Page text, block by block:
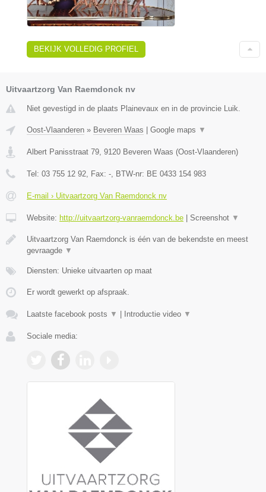
BEKIJK VOLLEDIG PROFIEL
Uitvaartzorg Van Raemdonck nv
Niet gevestigd in de plaats Plainevaux en in de provincie Luik.
Oost-Vlaanderen » Beveren Waas Google maps ▼
Albert Panisstraat 79 9120 Beveren Waas (Oost-Vlaanderen)
Tel: 03 755 12 92 , Fax: - , BTW-nr: BE 0433 154 983
E-mail › Uitvaartzorg Van Raemdonck nv
Website: http://uitvaartzorg-vanraemdonck.be Screenshot ▼
Uitvaartzorg Van Raemdonck is één van de bekendste en meest
gevraagde ▼
Diensten: Unieke uitvaarten op maat
Er wordt gewerkt op afspraak.
Laatste facebook posts ▼ Introductie video ▼
Sociale media: